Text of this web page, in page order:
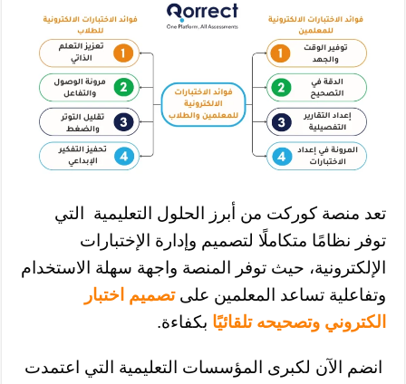
تعد منصة كوركت من أبرز الحلول التعليمية التي
توفر نظامًا متكاملًا لتصميم وإدارة الإختبارات
الإلكترونية، حيث توفر المنصة واجهة سهلة الاستخدام
وتفاعلية تساعد المعلمين علىتصميم اختبار
الكتروني وتصحيحه تلقائيًا بكفاءة.
انضم الآن لكبرى المؤسسات التعليمية التي اعتمدت